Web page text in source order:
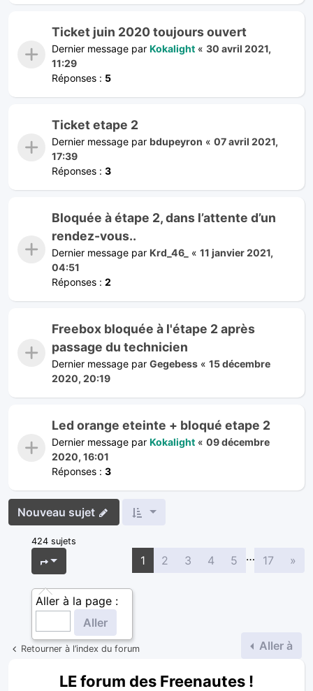
Ticket juin 2020 toujours ouvert
Dernier message par Kokalight « 30 avril 2021,
11:29
Réponses : 5
Ticket etape 2
Dernier message par bdupeyron « 07 avril 2021,
17:39
Réponses : 3
Bloquée à étape 2, dans l’attente d’un
rendez-vous..
Dernier message par Krd_46_ « 11 janvier 2021,
04:51
Réponses : 2
Freebox bloquée à l'étape 2 après
passage du technicien
Dernier message par Gegebess « 15 décembre
2020, 20:19
Led orange eteinte + bloqué etape 2
Dernier message par Kokalight « 09 décembre
2020, 16:01
Réponses : 3
Nouveau sujet
424 sujets
Page
Aller à la page :
1 2 3 4 5 … 17 »
Retourner à l’index du forum Aller à
LE forum des Freenautes !